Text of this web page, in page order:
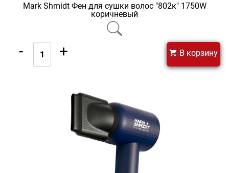
Mark Shmidt Фен для сушки волос "802к" 1750W
коричневый
- + В корзину